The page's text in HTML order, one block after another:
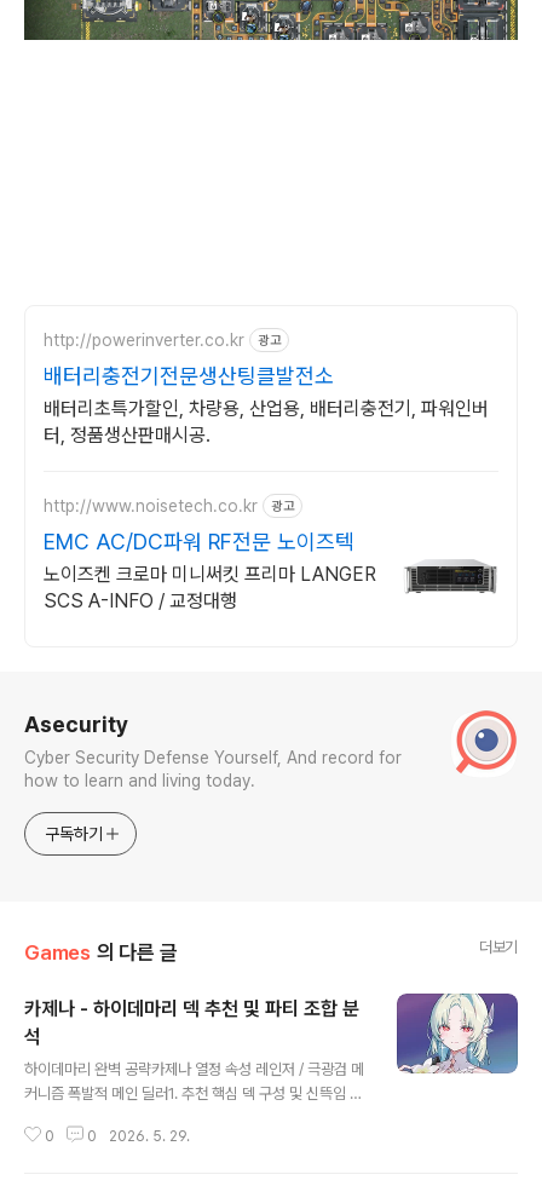
http://powerinverter.co.kr 광고
배터리충전기전문생산팅클발전소
배터리초특가할인, 차량용, 산업용, 배터리충전기, 파워인버
터, 정품생산판매시공.
http://www.noisetech.co.kr 광고
EMC AC/DC파워 RF전문 노이즈텍
노이즈켄 크로마 미니써킷 프리마 LANGER
SCS A-INFO / 교정대행
Asecurity
Cyber Security Defense Yourself, And record for
how to learn and living today.
구독하기
Games 의 다른 글 더보기
카제나 - 하이데마리 덱 추천 및 파티 조합 분
석
하이데마리 완벽 공략카제나 열정 속성 레인저 / 극광검 메
커니즘 폭발적 메인 딜러1. 추천 핵심 덱 구성 및 신뜩임 세
주요 스킬 카드에 비용 감소와 드로우 옵션을 필수로 지정
0 0 2026. 5. 29.